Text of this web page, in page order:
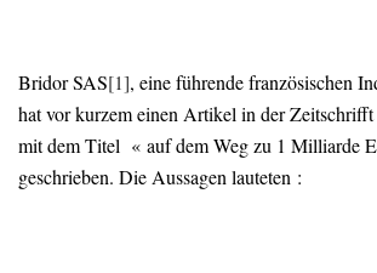
Bridor SAS[1], eine führende französischen
hat vor kurzem einen Artikel in der
mit dem Titel « auf dem Weg zu 1 Milliarde
geschrieben. Die Aussagen lauteten :